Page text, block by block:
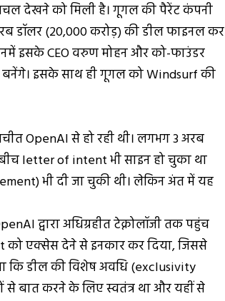
देखने को मिली है। गूगल की पैरेंट कंपनी
डॉलर (₹20,000 करोड़) की डील फाइनल कर
इसके CEO वरुण मोहन और को-फाउंडर
इसके साथ ही गूगल को Windsurf की
OpenAI से हो रही थी। लगभग 3 अरब
letter of intent भी साइन हो चुका था
भी दी जा चुकी थी। लेकिन अंत में यह
द्वारा अधिग्रहीत टेक्नोलॉजी तक पहुंच
को एक्सेस देने से इनकार कर दिया, जिससे
कि डील की विशेष अवधि (exclusivity
से बात करने के लिए स्वतंत्र था और यहीं से